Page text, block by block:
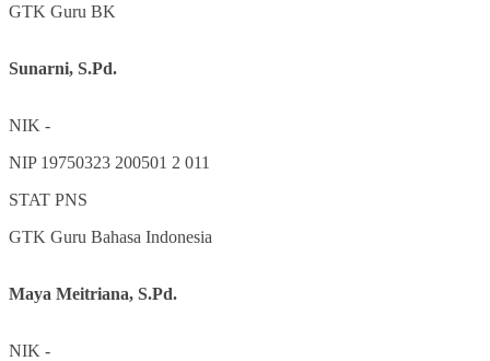
GTK Guru BK
Sunarni, S.Pd.
NIK -
NIP 19750323 200501 2 011
STAT PNS
GTK Guru Bahasa Indonesia
Maya Meitriana, S.Pd.
NIK -